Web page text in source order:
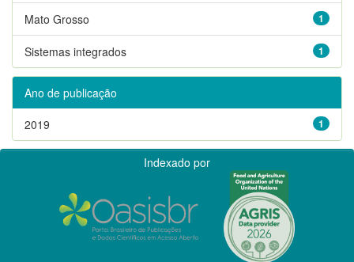
1
Mato Grosso
1
Sistemas integrados
Ano de publicação
1
2019
Indexado por